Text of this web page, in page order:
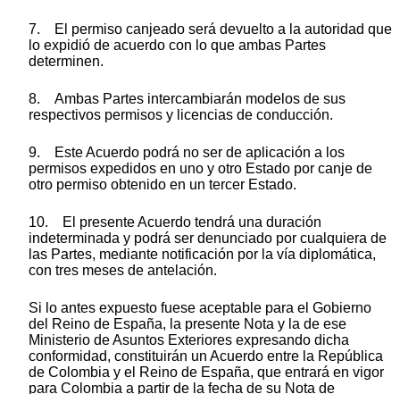
7. El permiso canjeado será devuelto a la autoridad que
lo expidió de acuerdo con lo que ambas Partes
determinen.
8. Ambas Partes intercambiarán modelos de sus
respectivos permisos y licencias de conducción.
9. Este Acuerdo podrá no ser de aplicación a los
permisos expedidos en uno y otro Estado por canje de
otro permiso obtenido en un tercer Estado.
10. El presente Acuerdo tendrá una duración
indeterminada y podrá ser denunciado por cualquiera de
las Partes, mediante notificación por la vía diplomática,
con tres meses de antelación.
Si lo antes expuesto fuese aceptable para el Gobierno
del Reino de España, la presente Nota y la de ese
Ministerio de Asuntos Exteriores expresando dicha
conformidad, constituirán un Acuerdo entre la República
de Colombia y el Reino de España, que entrará en vigor
para Colombia a partir de la fecha de su Nota de